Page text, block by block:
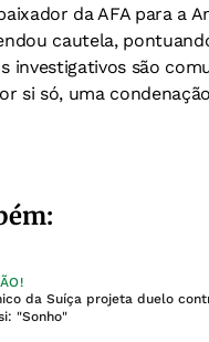
da AFA para a
cautela,
investigativos são
si só, uma
da Suíça projeta duelo
"Sonho"